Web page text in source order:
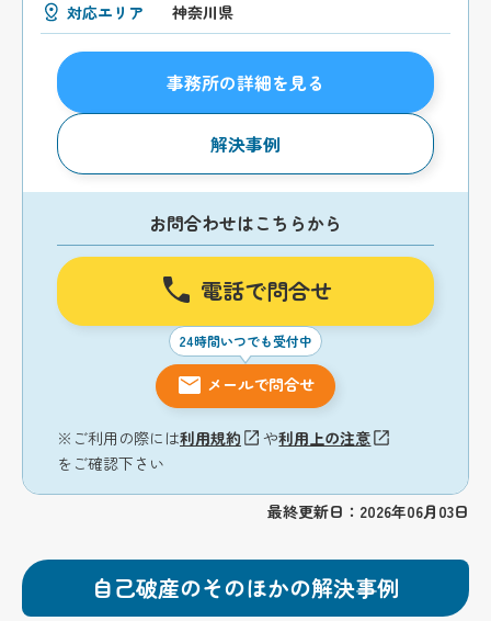
対応エリア 神奈川県
事務所の詳細を見る
解決事例
お問合わせはこちらから
電話で問合せ
24時間いつでも受付中
メールで問合せ
※ご利用の際には利用規約 や利用上の注意
をご確認下さい
最終更新日：2026年06月03日
自己破産のそのほかの解決事例